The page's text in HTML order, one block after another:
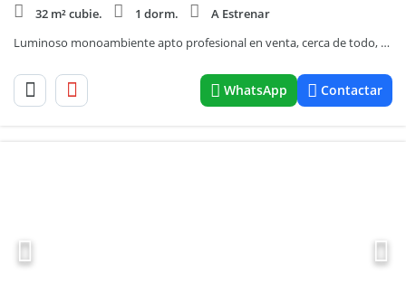
32 m² cubie.
1 dorm.
A Estrenar
Luminoso monoambiente apto profesional en venta, cerca de todo, en Caballito.
WhatsApp Contactar